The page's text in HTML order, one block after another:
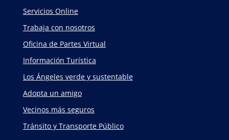
Servicios Online
Trabaja con nosotros
Oficina de Partes Virtual
Información Turística
Los Ángeles verde y sustentable
Adopta un amigo
Vecinos más seguros
Tránsito y Transporte Público